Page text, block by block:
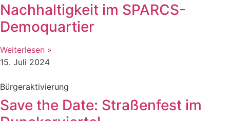
Nachhaltigkeit im SPARCS-
Demoquartier
Weiterlesen »
15. Juli 2024
Bürgeraktivierung
Save the Date: Straßenfest im